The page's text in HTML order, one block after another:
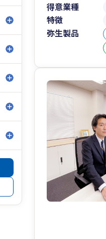
得意業種
特徴
弥生製品